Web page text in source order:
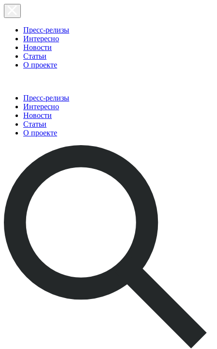
Пресс-релизы
Интересно
Новости
Статьи
О проекте
Пресс-релизы
Интересно
Новости
Статьи
О проекте